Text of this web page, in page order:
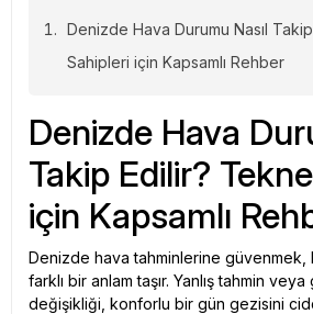
Denizde Hava Durumu Nasıl
Sahipleri için Kapsamlı Rehber
Denizde Hava
Takip Edilir?
için Kapsamlı
Denizde hava tahminlerine
farklı bir anlam taşır. Yanlış tahmin
değişikliği, konforlu bir gün gezisini